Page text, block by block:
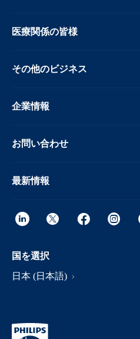
医療関係の皆様
その他のビジネス
企業情報
お問い合わせ
最新情報
国を選択
日本 (日本語)